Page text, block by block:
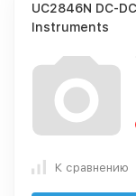
UC2846N DC-
Instruments
К сравнению